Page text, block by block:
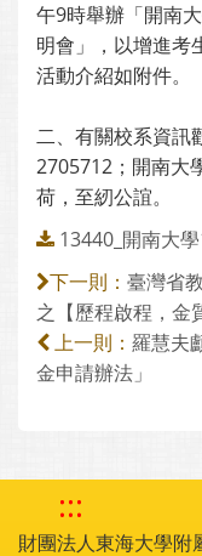
午9時舉辦「開南
明會」，以增進考
活動介紹如附件。
二、有關校系資訊
2705712；開南大
荷，至紉公誼。
13440_開南大
下一則： 臺灣省
之【歷程啟程，金
上一則： 羅慧夫
金申請辦法」
:::
財團法人東海大學附